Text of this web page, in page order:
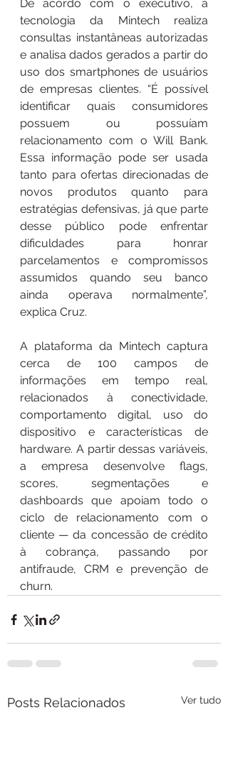
De acordo com o executivo, a
tecnologia da Mintech realiza
consultas instantâneas autorizadas
e analisa dados gerados a partir do
uso dos smartphones de usuários
de empresas clientes. “É possível
identificar quais consumidores
possuem ou possuíam
relacionamento com o Will Bank.
Essa informação pode ser usada
tanto para ofertas direcionadas de
novos produtos quanto para
estratégias defensivas, já que parte
desse público pode enfrentar
dificuldades para honrar
parcelamentos e compromissos
assumidos quando seu banco
ainda operava normalmente”,
explica Cruz.
A plataforma da Mintech captura
cerca de 100 campos de
informações em tempo real,
relacionados à conectividade,
comportamento digital, uso do
dispositivo e características de
hardware. A partir dessas variáveis,
a empresa desenvolve flags,
scores, segmentações e
dashboards que apoiam todo o
ciclo de relacionamento com o
cliente — da concessão de crédito
à cobrança, passando por
antifraude, CRM e prevenção de
churn.
Posts Relacionados Ver tudo